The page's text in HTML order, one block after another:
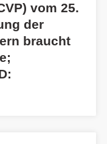
vom 25.
der
braucht